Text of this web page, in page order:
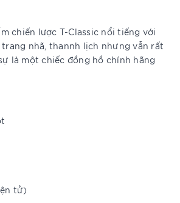
chiến lược T-Classic nổi tiếng với
nhã, thannh lịch nhưng vẫn rất
là một chiếc đồng hồ chính hãng
tử)